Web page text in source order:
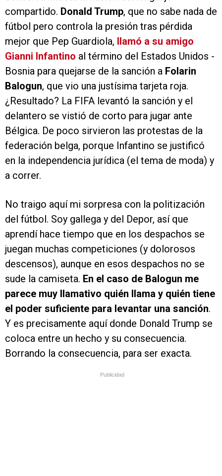
compartido. Donald Trump, que no sabe nada de
fútbol pero controla la presión tras pérdida
mejor que Pep Guardiola, llamó a su amigo
Gianni Infantino al término del Estados Unidos -
Bosnia para quejarse de la sanción a Folarin
Balogun, que vio una justísima tarjeta roja.
¿Resultado? La FIFA levantó la sanción y el
delantero se vistió de corto para jugar ante
Bélgica. De poco sirvieron las protestas de la
federación belga, porque Infantino se justificó
en la independencia jurídica (el tema de moda) y
a correr.
No traigo aquí mi sorpresa con la politización
del fútbol. Soy gallega y del Depor, así que
aprendí hace tiempo que en los despachos se
juegan muchas competiciones (y dolorosos
descensos), aunque en esos despachos no se
sude la camiseta. En el caso de Balogun me
parece muy llamativo quién llama y quién tiene
el poder suficiente para levantar una sanción.
Y es precisamente aquí donde Donald Trump se
coloca entre un hecho y su consecuencia.
Borrando la consecuencia, para ser exacta.
Publicidad